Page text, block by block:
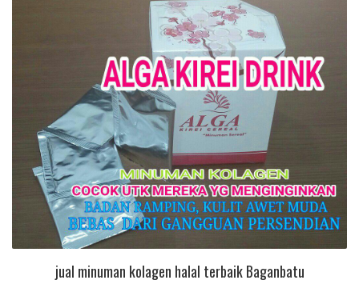
jual minuman kolagen halal terbaik Baganbatu